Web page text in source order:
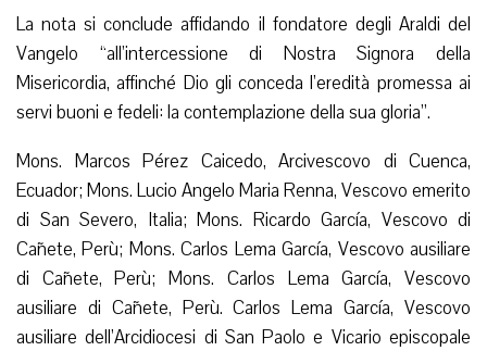
La nota si conclude affidando il fondatore degli Araldi del
Vangelo “all’intercessione di Nostra Signora della
Misericordia, affinché Dio gli conceda l’eredità promessa ai
servi buoni e fedeli: la contemplazione della sua gloria”.
Mons. Marcos Pérez Caicedo, Arcivescovo di Cuenca,
Ecuador; Mons. Lucio Angelo Maria Renna, Vescovo emerito
di San Severo, Italia; Mons. Ricardo García, Vescovo di
Cañete, Perù; Mons. Carlos Lema García, Vescovo ausiliare
di Cañete, Perù; Mons. Carlos Lema García, Vescovo
ausiliare di Cañete, Perù. Carlos Lema García, Vescovo
ausiliare dell’Arcidiocesi di San Paolo e Vicario episcopale